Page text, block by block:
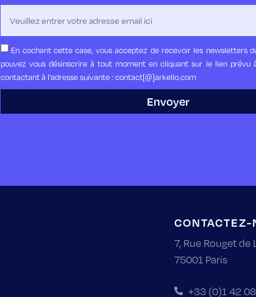
En cochant cette case, vous acceptez de recevoir les newsletters
pouvez vous désinscrire à tout moment en cliquant sur le lien
contactant à l'adresse suivante : contact[@]arkello.com
Envoyer
CONTACTEZ-
7, Rue Rouget de
75001 Paris
+33 (0)1 42